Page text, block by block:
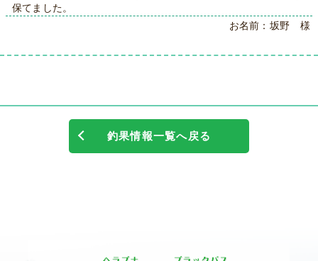
保てました。
お名前：坂野 様
釣果情報一覧へ戻る